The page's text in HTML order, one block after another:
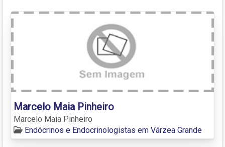
Marcelo Maia Pinheiro
Marcelo Maia Pinheiro
Endócrinos e Endocrinologistas em Várzea Grande